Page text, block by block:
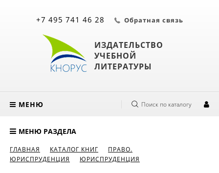
ИЗДАТЕЛЬСТВО
УЧЕБНОЙ
ЛИТЕРАТУРЫ
+7 495 741 46 28 Обратная связь
МЕНЮ Поиск по каталогу
МЕНЮ РАЗДЕЛА
ГЛАВНАЯ КАТАЛОГ КНИГ
ПРАВО.
ЮРИСПРУДЕНЦИЯ
ЮРИСПРУДЕНЦИЯ